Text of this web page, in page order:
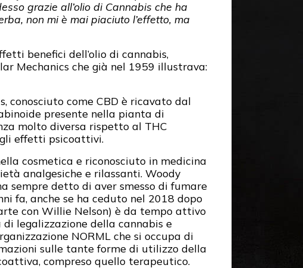
grazie all’olio di Cannabis che ha
non mi è mai piaciuto l’effetto, ma
benefici dell’olio di cannabis,
Mechanics che già nel 1959 illustrava:
conosciuto come CBD è ricavato dal
presente nella pianta di
molto diversa rispetto al THC
effetti psicoattivi.
cosmetica e riconosciuto in medicina
analgesiche e rilassanti. Woody
sempre detto di aver smesso di fumare
fa, anche se ha ceduto nel 2018 dopo
con Willie Nelson) è da tempo attivo
di legalizzazione della cannabis e
NORML che si occupa di
sulle tante forme di utilizzo della
compreso quello terapeutico.